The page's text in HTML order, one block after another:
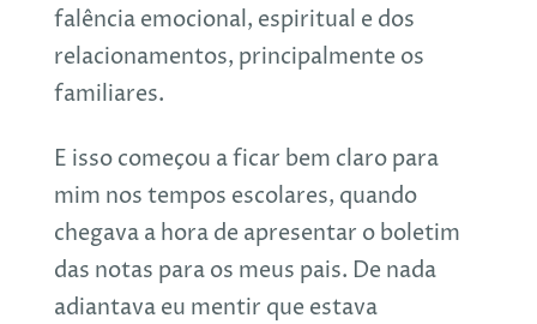
falência emocional, espiritual e dos
relacionamentos, principalmente os
familiares.
E isso começou a ficar bem claro para
mim nos tempos escolares, quando
chegava a hora de apresentar o boletim
das notas para os meus pais. De nada
adiantava eu mentir que estava